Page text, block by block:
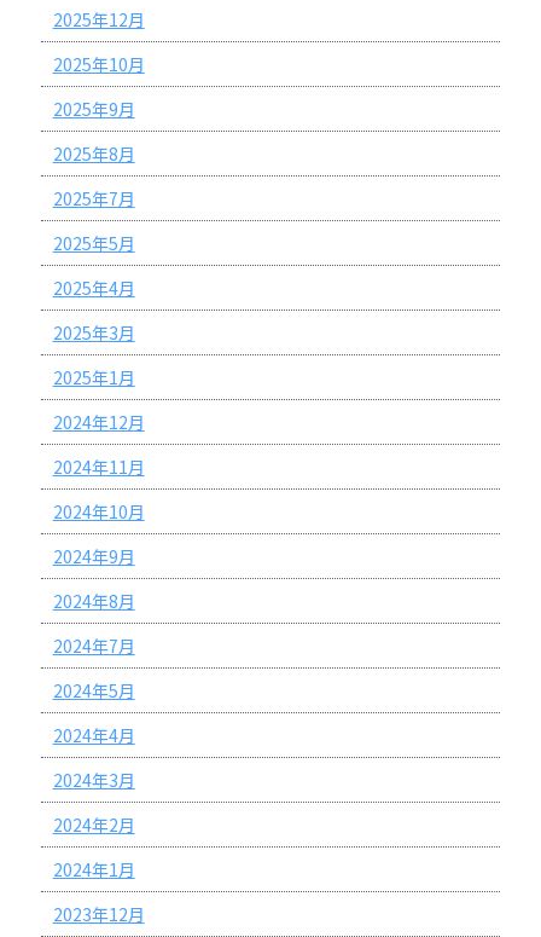
2025年12月
2025年10月
2025年9月
2025年8月
2025年7月
2025年5月
2025年4月
2025年3月
2025年1月
2024年12月
2024年11月
2024年10月
2024年9月
2024年8月
2024年7月
2024年5月
2024年4月
2024年3月
2024年2月
2024年1月
2023年12月